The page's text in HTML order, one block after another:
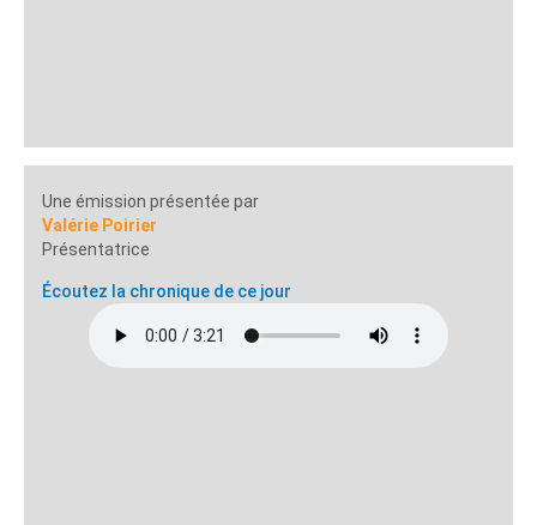
Une émission présentée par
Valérie Poirier
Présentatrice
Écoutez la chronique de ce jour